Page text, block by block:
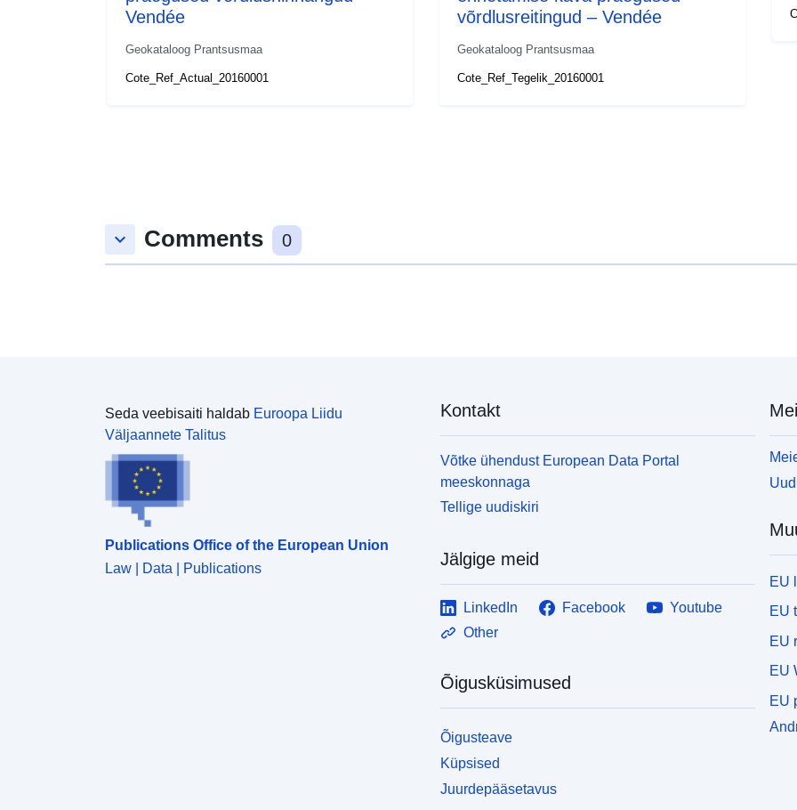
Vendée
Geokataloog Prantsusmaa
Cote_Ref_Actual_20160001
võrdlusreitingud – Vendée
Geokataloog Prantsusmaa
Cote_Ref_Tegelik_20160001
keyboard_arrow_down Comments 0
Seda veebisaiti haldab Euroopa Liidu
Väljaannete Talitus
Publications Office of the European Union
Law | Data | Publications
Kontakt
Võtke ühendust European Data Portal
meeskonnaga
Tellige uudiskiri
Jälgige meid
LinkedIn Facebook
Youtube
Other
Õigusküsimused
Õigusteave
Küpsised
Juurdepääsetavus
EU
EU
EU
EU
EU